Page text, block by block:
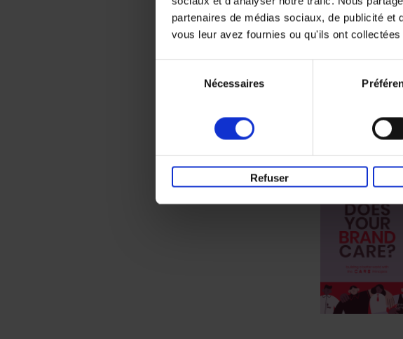
partenaires de médias sociaux, de publicité
vous leur avez fournies ou qu'ils ont
Nécessaires
Refuser